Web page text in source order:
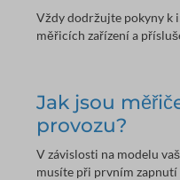
Vždy dodržujte pokyny k
měřicích zařízení a
Jak jsou
provozu?
V závislosti na modelu
musíte při prvním